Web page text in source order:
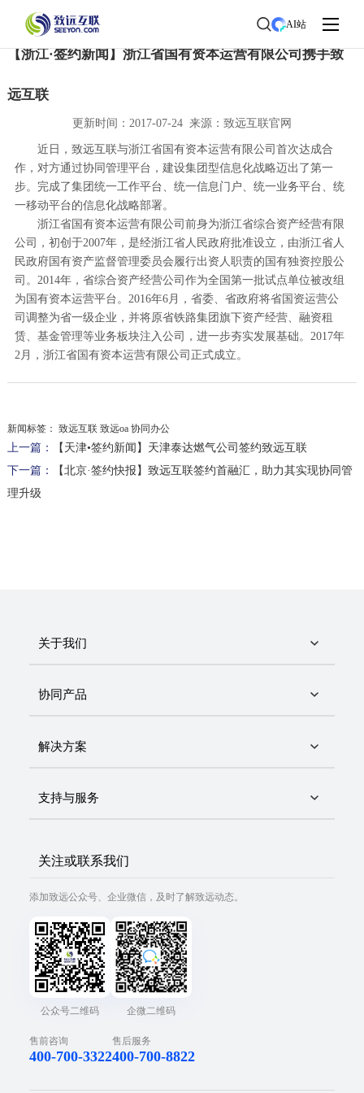
AI站
首页>了解致远>新闻中心
【浙江·签约新闻】浙江省国有资本运营有限公司携手致
远互联
更新时间：2017-07-24 来源：致远互联官网
近日，致远互联与浙江省国有资本运营有限公司首次达成合
作，对方通过协同管理平台，建设集团型信息化战略迈出了第一
步。完成了集团统一工作平台、统一信息门户、统一业务平台、统
一移动平台的信息化战略部署。
浙江省国有资本运营有限公司前身为浙江省综合资产经营有限
公司，初创于2007年，是经浙江省人民政府批准设立，由浙江省人
民政府国有资产监督管理委员会履行出资人职责的国有独资控股公
司。2014年，省综合资产经营公司作为全国第一批试点单位被改组
为国有资本运营平台。2016年6月，省委、省政府将省国资运营公
司调整为省一级企业，并将原省铁路集团旗下资产经营、融资租
赁、基金管理等业务板块注入公司，进一步夯实发展基础。2017年
2月，浙江省国有资本运营有限公司正式成立。
新闻标签： 致远互联 致远oa 协同办公
上一篇：
【天津•签约新闻】天津泰达燃气公司签约致远互联
下一篇：
【北京·签约快报】致远互联签约首融汇，助力其实现协同管
理升级
关于我们
协同产品
解决方案
支持与服务
关注或联系我们
添加致远公众号、企业微信，及时了解致远动态。
公众号二维码 企微二维码
售前咨询
400-700-3322
售后服务
400-700-8822